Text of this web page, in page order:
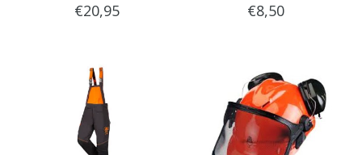
€20,95 Rundfeile
€8,50